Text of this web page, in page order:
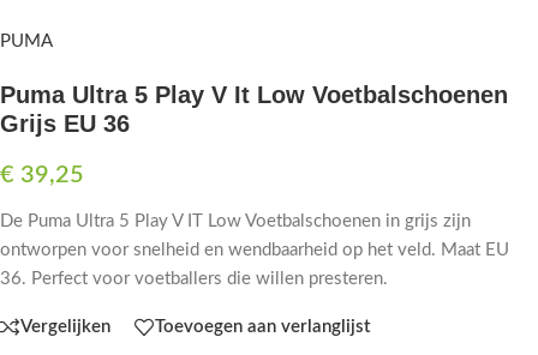
PUMA
Puma Ultra 5 Play V It Low Voetbalschoenen
Grijs EU 36
€ 39,25
De Puma Ultra 5 Play V IT Low Voetbalschoenen in grijs zijn
ontworpen voor snelheid en wendbaarheid op het veld. Maat EU
36. Perfect voor voetballers die willen presteren.
Vergelijken Toevoegen aan verlanglijst